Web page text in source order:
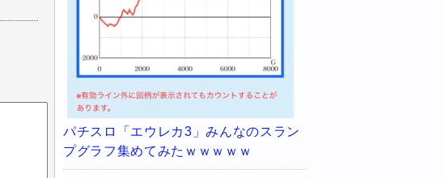
パチスロ「エウレカ3」みんなのスラン
プグラフ集めてみたｗｗｗｗｗ